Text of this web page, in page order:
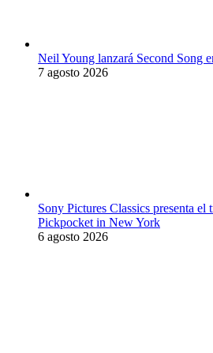
Neil Young lanzará Second Song
7 agosto 2026
Sony Pictures Classics presenta
Pickpocket in New York
6 agosto 2026